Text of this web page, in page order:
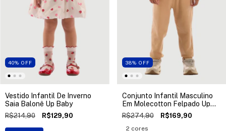
40% OFF
Vestido Infantil De Inverno
Saia Balonê Up Baby
R$214,90 R$129,90
38% OFF
Conjunto Infantil Masculino
Em Molecotton Felpado Up
Baby
R$274,90 R$169,90
2 cores